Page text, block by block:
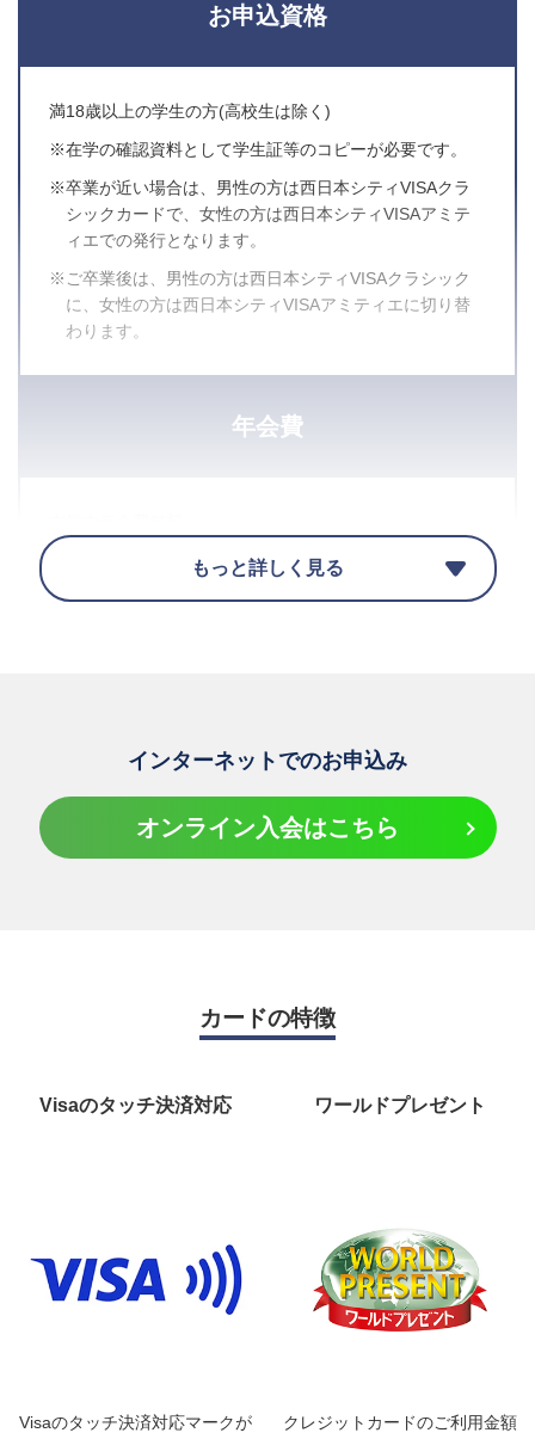
お申込資格
満18歳以上の学生の方(高校生は除く)
※在学の確認資料として学生証等のコピーが必要です。
※卒業が近い場合は、男性の方は西日本シティVISAクラ
シックカードで、女性の方は西日本シティVISAアミテ
ィエでの発行となります。
※ご卒業後は、男性の方は西日本シティVISAクラシック
に、女性の方は西日本シティVISAアミティエに切り替
わります。
年会費
電子マネー/
国際ブランド
サービス
よび国内でのリボ払い・分割払い(3回以上)のご利用）
もっと詳しく見る
インターネットでのお申込み
オンライン入会はこちら
カードの特徴
Visaのタッチ決済対応
Visaのタッチ決済対応マークが
ワールドプレゼント
クレジットカードのご利用金額